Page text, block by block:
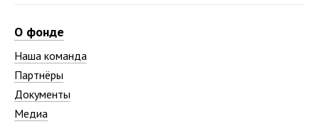
О фонде
Наша команда
Партнёры
Документы
Медиа